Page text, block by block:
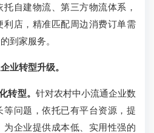
自建物流、第三方物流体系，
利店，精准匹配周边消费订单需
到家服务。
转型升级。
型。 针对农村中小流通企业数
问题，依托已有平台资源，提
为企业提供成本低、实用性强的